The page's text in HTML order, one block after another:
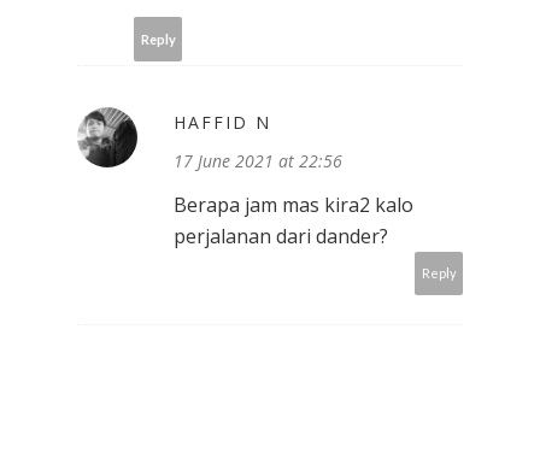
Reply
HAFFID N
17 June 2021 at 22:56
Berapa jam mas kira2 kalo
perjalanan dari dander?
Reply